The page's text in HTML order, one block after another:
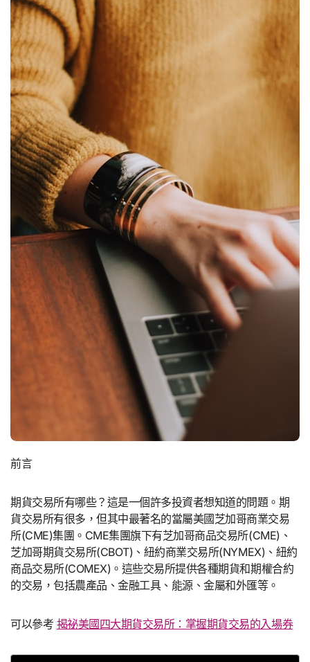
前言
期貨交易所有哪些？這是一個許多投資者想知道的問題。期
貨交易所有很多，但其中最著名的當屬美國芝加哥商業交易
所(CME)集團。CME集團旗下有芝加哥商品交易所(CME)、
芝加哥期貨交易所(CBOT)、紐約商業交易所(NYMEX)、紐約
商品交易所(COMEX)。這些交易所提供各種期貨和期權合約
的交易，包括農產品、金融工具、能源、金屬和外匯等。
可以參考 揭祕美國四大期貨交易所：掌握期貨交易的入場券